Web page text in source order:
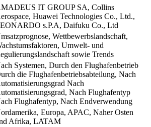
IT GROUP SA, Collins
Huawei Technologies Co., Ltd.,
s.P.A, Daifuku Co., Ltd
Wettbewerbslandschaft,
Umwelt- und
sowie Trends
Systemen, Durch den Flughafenbetrieb
die Flughafenbetriebsabteilung, Nach
Nach
Nach Flughafentyp
Flughafentyp, Nach Endverwendung
Europa, APAC, Naher Osten
Afrika, LATAM